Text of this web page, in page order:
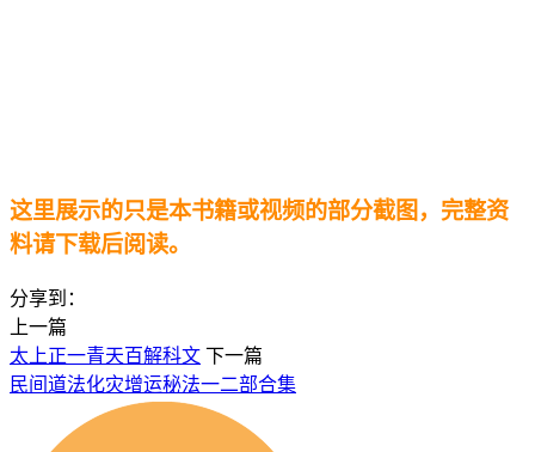
这里展示的只是本书籍或视频的部分截图，完整资
料请下载后阅读。
分享到：
上一篇
太上正一青天百解科文 下一篇
民间道法化灾增运秘法一二部合集